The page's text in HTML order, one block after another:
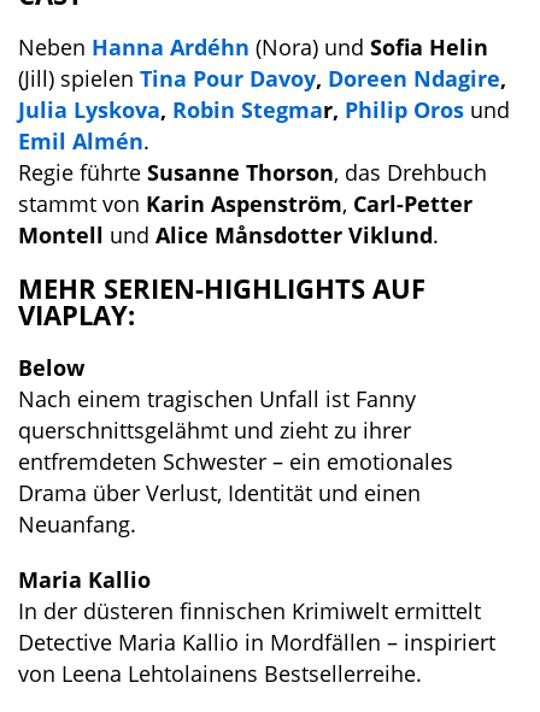
Neben Hanna Ardéhn (Nora) und Sofia Helin
(Jill) spielen Tina Pour Davoy, Doreen Ndagire,
Julia Lyskova, Robin Stegmar, Philip Oros und
Emil Almén.
Regie führte Susanne Thorson, das Drehbuch
stammt von Karin Aspenström, Carl-Petter
Montell und Alice Månsdotter Viklund.
MEHR SERIEN-HIGHLIGHTS AUF
VIAPLAY:
Below
Nach einem tragischen Unfall ist Fanny
querschnittsgelähmt und zieht zu ihrer
entfremdeten Schwester – ein emotionales
Drama über Verlust, Identität und einen
Neuanfang.
Maria Kallio
In der düsteren finnischen Krimiwelt ermittelt
Detective Maria Kallio in Mordfällen – inspiriert
von Leena Lehtolainens Bestsellerreihe.